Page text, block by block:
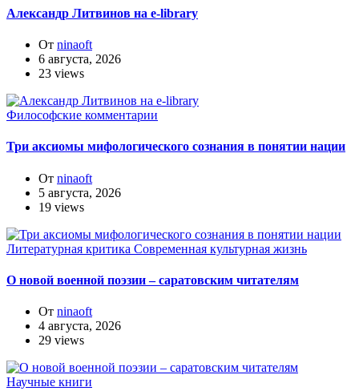
Александр Литвинов на e-library
От ninaoft
6 августа, 2026
23 views
Философские комментарии
Три аксиомы мифологического сознания в понятии нации
От ninaoft
5 августа, 2026
19 views
Литературная критика Современная культурная жизнь
О новой военной поэзии – саратовским читателям
От ninaoft
4 августа, 2026
29 views
Научные книги